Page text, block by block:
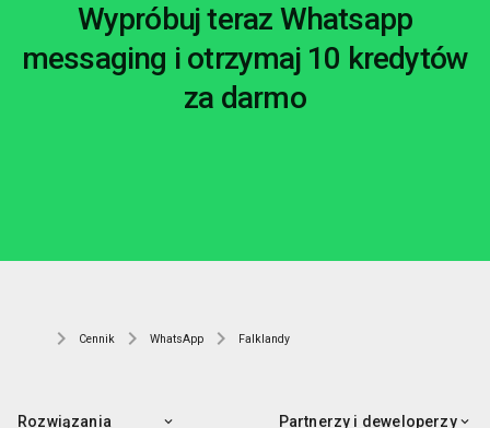
Wypróbuj teraz Whatsapp
messaging i otrzymaj 10 kredytów
za darmo
Cennik WhatsApp Falklandy
Rozwiązania Partnerzy i deweloperzy